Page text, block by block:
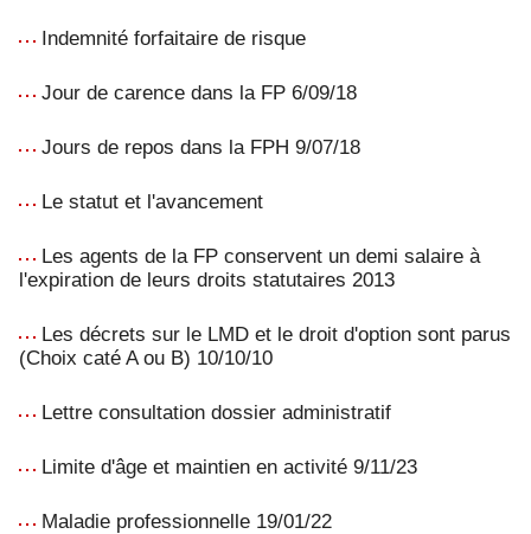
Indemnité forfaitaire de risque
Jour de carence dans la FP 6/09/18
Jours de repos dans la FPH 9/07/18
Le statut et l'avancement
Les agents de la FP conservent un demi salaire à
l'expiration de leurs droits statutaires 2013
Les décrets sur le LMD et le droit d'option sont parus
(Choix caté A ou B) 10/10/10
Lettre consultation dossier administratif
Limite d'âge et maintien en activité 9/11/23
Maladie professionnelle 19/01/22